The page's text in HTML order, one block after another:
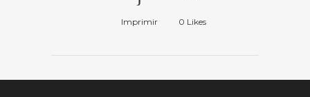
Imprimir 0 Likes